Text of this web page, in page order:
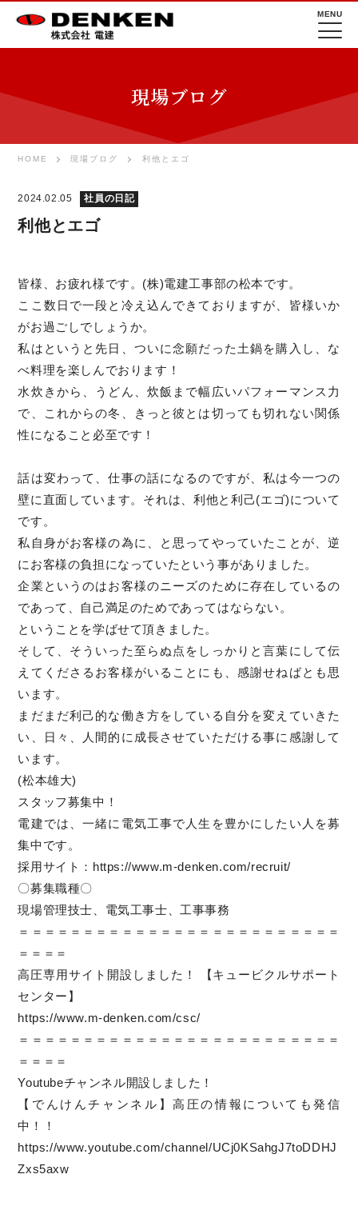
MENU
現場ブログ
HOME 現場ブログ 利他とエゴ
2024.02.05 社員の日記
利他とエゴ
皆様、お疲れ様です。(株)電建工事部の松本です。
ここ数日で一段と冷え込んできておりますが、皆様いか
がお過ごしでしょうか。
私はというと先日、ついに念願だった土鍋を購入し、な
べ料理を楽しんでおります！
水炊きから、うどん、炊飯まで幅広いパフォーマンス力
で、これからの冬、きっと彼とは切っても切れない関係
性になること必至です！
話は変わって、仕事の話になるのですが、私は今一つの
壁に直面しています。それは、利他と利己(エゴ)について
です。
私自身がお客様の為に、と思ってやっていたことが、逆
にお客様の負担になっていたという事がありました。
企業というのはお客様のニーズのために存在しているの
であって、自己満足のためであってはならない。
ということを学ばせて頂きました。
そして、そういった至らぬ点をしっかりと言葉にして伝
えてくださるお客様がいることにも、感謝せねばとも思
います。
まだまだ利己的な働き方をしている自分を変えていきた
い、日々、人間的に成長させていただける事に感謝して
います。
(松本雄大)
スタッフ募集中！
電建では、一緒に電気工事で人生を豊かにしたい人を募
集中です。
採用サイト：https://www.m-denken.com/recruit/
〇募集職種〇
現場管理技士、電気工事士、工事事務
＝＝＝＝＝＝＝＝＝＝＝＝＝＝＝＝＝＝＝＝＝＝＝＝＝
＝＝＝＝
高圧専用サイト開設しました！ 【キュービクルサポート
センター】
https://www.m-denken.com/csc/
＝＝＝＝＝＝＝＝＝＝＝＝＝＝＝＝＝＝＝＝＝＝＝＝＝
＝＝＝＝
Youtubeチャンネル開設しました！
【でんけんチャンネル】高圧の情報についても発信
中！！
https://www.youtube.com/channel/UCj0KSahgJ7toDDHJ
Zxs5axw